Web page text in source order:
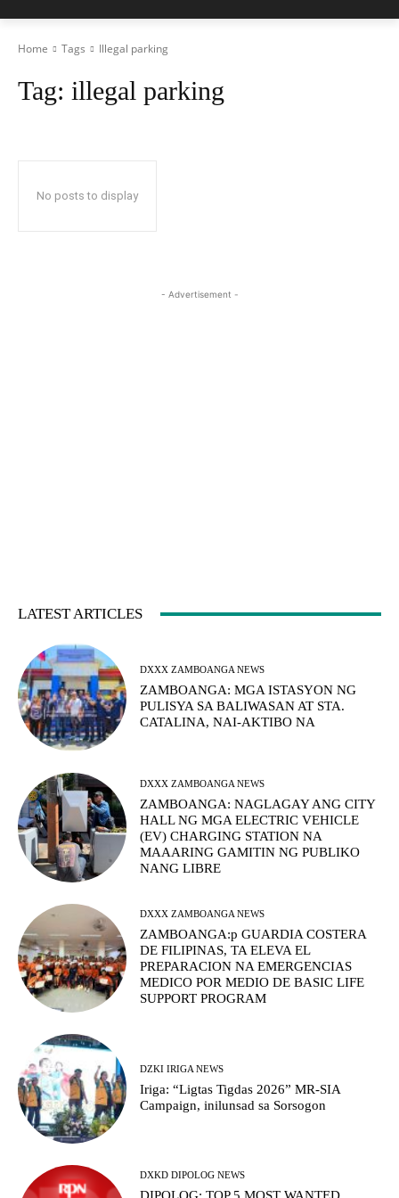
Home Tags Illegal parking
Tag: illegal parking
No posts to display
- Advertisement -
LATEST ARTICLES
DXXX ZAMBOANGA NEWS
ZAMBOANGA: MGA ISTASYON NG
PULISYA SA BALIWASAN AT STA.
CATALINA, NAI-AKTIBO NA
DXXX ZAMBOANGA NEWS
ZAMBOANGA: NAGLAGAY ANG CITY
HALL NG MGA ELECTRIC VEHICLE
(EV) CHARGING STATION NA
MAAARING GAMITIN NG PUBLIKO
NANG LIBRE
DXXX ZAMBOANGA NEWS
ZAMBOANGA:p GUARDIA COSTERA
DE FILIPINAS, TA ELEVA EL
PREPARACION NA EMERGENCIAS
MEDICO POR MEDIO DE BASIC LIFE
SUPPORT PROGRAM
DZKI IRIGA NEWS
Iriga: “Ligtas Tigdas 2026” MR-SIA
Campaign, inilunsad sa Sorsogon
DXKD DIPOLOG NEWS